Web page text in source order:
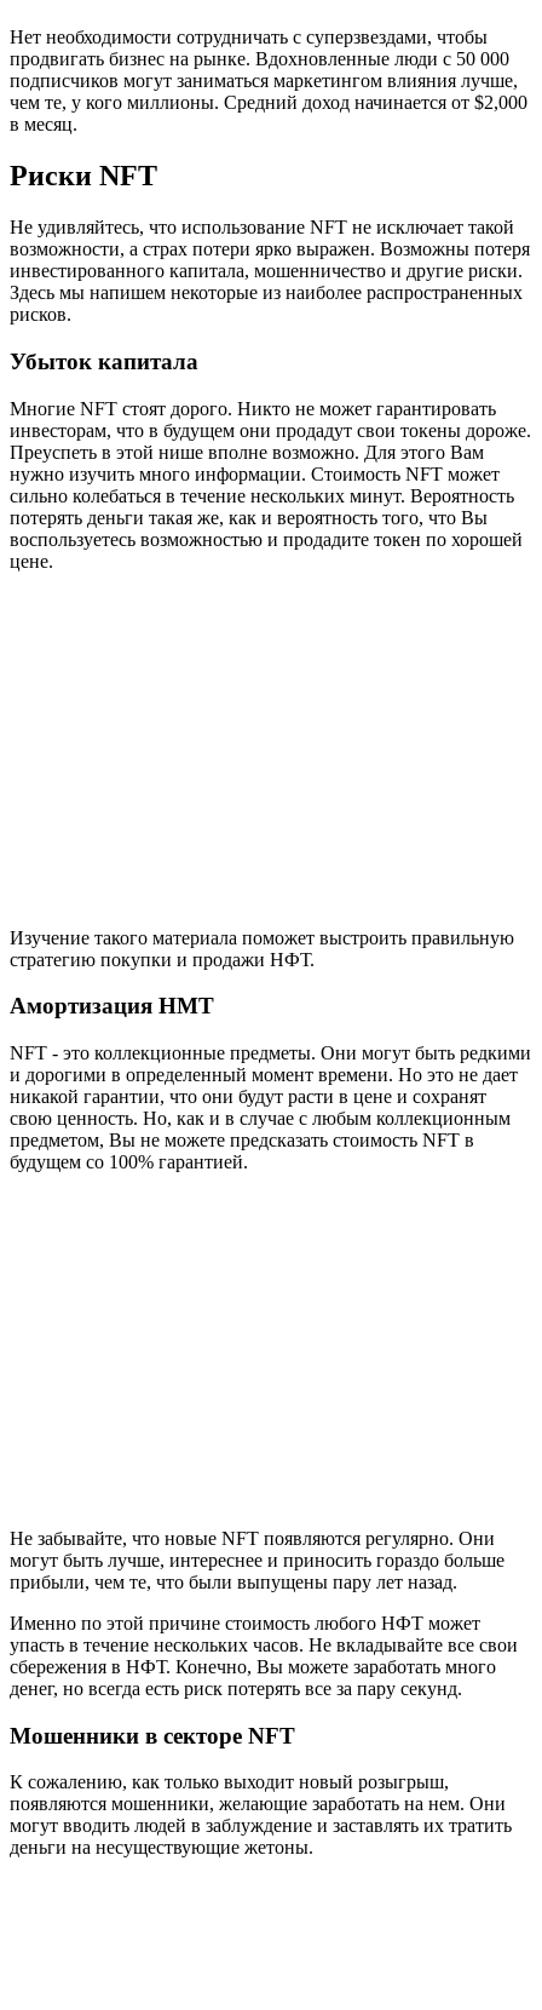
Нет необходимости сотрудничать с суперзвездами, чтобы
продвигать бизнес на рынке. Вдохновленные люди с 50 000
подписчиков могут заниматься маркетингом влияния лучше,
чем те, у кого миллионы. Средний доход начинается от $2,000
в месяц.
Риски NFT
Не удивляйтесь, что использование NFT не исключает такой
возможности, а страх потери ярко выражен. Возможны потеря
инвестированного капитала, мошенничество и другие риски.
Здесь мы напишем некоторые из наиболее распространенных
рисков.
Убыток капитала
Многие NFT стоят дорого. Никто не может гарантировать
инвесторам, что в будущем они продадут свои токены дороже.
Преуспеть в этой нише вполне возможно. Для этого Вам
нужно изучить много информации. Стоимость NFT может
сильно колебаться в течение нескольких минут. Вероятность
потерять деньги такая же, как и вероятность того, что Вы
воспользуетесь возможностью и продадите токен по хорошей
цене.
Изучение такого материала поможет выстроить правильную
стратегию покупки и продажи НФТ.
Амортизация НМТ
NFT - это коллекционные предметы. Они могут быть редкими
и дорогими в определенный момент времени. Но это не дает
никакой гарантии, что они будут расти в цене и сохранят
свою ценность. Но, как и в случае с любым коллекционным
предметом, Вы не можете предсказать стоимость NFT в
будущем со 100% гарантией.
Не забывайте, что новые NFT появляются регулярно. Они
могут быть лучше, интереснее и приносить гораздо больше
прибыли, чем те, что были выпущены пару лет назад.
Именно по этой причине стоимость любого НФТ может
упасть в течение нескольких часов. Не вкладывайте все свои
сбережения в НФТ. Конечно, Вы можете заработать много
денег, но всегда есть риск потерять все за пару секунд.
Мошенники в секторе NFT
К сожалению, как только выходит новый розыгрыш,
появляются мошенники, желающие заработать на нем. Они
могут вводить людей в заблуждение и заставлять их тратить
деньги на несуществующие жетоны.